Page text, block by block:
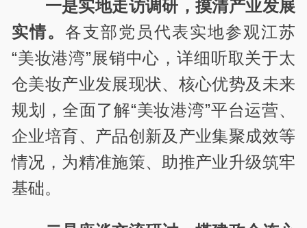
一是实地走访调研，摸清产业发展
实情。各支部党员代表实地参观江苏
“美妆港湾”展销中心，详细听取关于太
仓美妆产业发展现状、核心优势及未来
规划，全面了解“美妆港湾”平台运营、
企业培育、产品创新及产业集聚成效等
情况，为精准施策、助推产业升级筑牢
基础。​